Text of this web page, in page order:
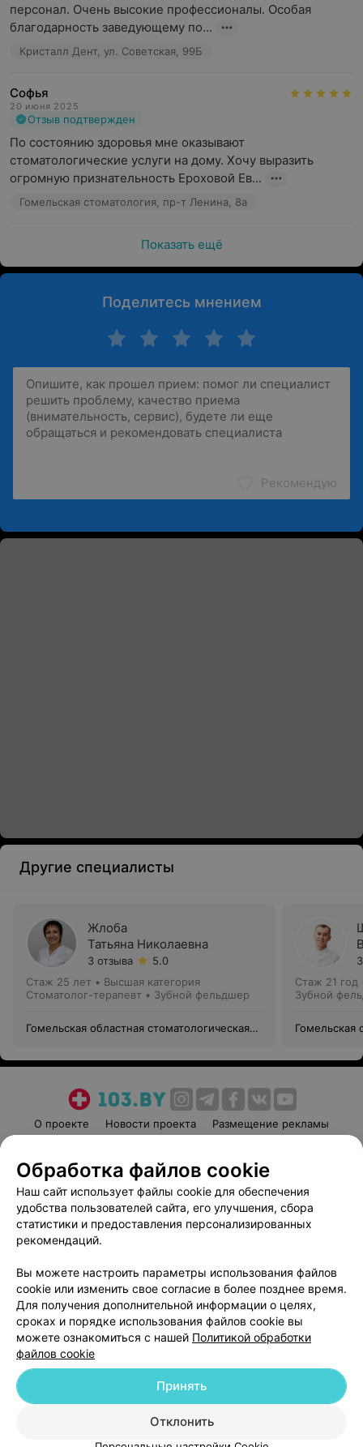
персонал. Очень высокие профессионалы. Особая
благодарность заведующему по...
Кристалл Дент, ул. Советская, 99Б
Софья
20 июня 2025
Отзыв подтвержден
По состоянию здоровья мне оказывают
стоматологические услуги на дому. Хочу выразить
огромную признательность Ероховой Ев...
Гомельская стоматология, пр-т Ленина, 8а
Показать ещё
Поделитесь мнением
Рекомендую
Другие специалисты
Жлоба
Татьяна Николаевна
3 отзыва
5.0
Стаж 25 лет • Высшая категория
Стоматолог-терапевт • Зубной фельдшер
Гомельская областная стоматологическая
Стаж 21 год
Зубной
Гомельская
О проекте Новости проекта
Размещение рекламы
Пользовательское соглашение
Способы оплаты
Вакансии
Партнеры
Написать руководителю 103.by
Обработка персональных данных
© 2026 ООО «Артокс Лаб», УНП 191700409
| 220012, Республика Беларусь,
Служба поддержки +375 291212755
Обработка файлов cookie
Наш сайт использует файлы cookie для обеспечения
удобства пользователей сайта, его улучшения, сбора
статистики и предоставления персонализированных
рекомендаций.
Вы можете настроить параметры использования файлов
cookie или изменить свое согласие в более позднее время.
Для получения дополнительной информации о целях,
сроках и порядке использования файлов cookie вы
можете ознакомиться с нашей Политикой обработки
файлов cookie
Отклонить
Принять